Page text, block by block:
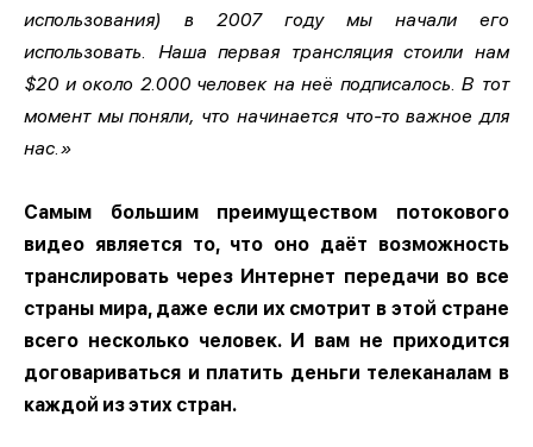
использования) в 2007 году мы начали его
использовать. Наша первая трансляция стоили нам
$20 и около 2.000 человек на неё подписалось. В тот
момент мы поняли, что начинается что-то важное для
нас.»
Самым большим преимуществом потокового
видео является то, что оно даёт возможность
транслировать через Интернет передачи во все
страны мира, даже если их смотрит в этой стране
всего несколько человек. И вам не приходится
договариваться и платить деньги телеканалам в
каждой из этих стран.